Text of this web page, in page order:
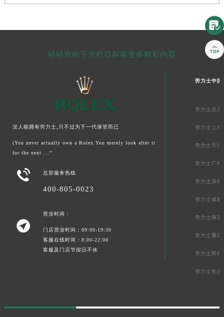
轻轻滑动下方栏目探索更多精彩内容
没人能拥有劳力士,只不过为下一代保管而已
(You never actually own a Rolex.You merely look after it
for the next ...”
 总部服务热线
400-805-0023

营业时间：
门店营业时间：09:00-19:30
客服在线时间：8:00-22:00
客服及门店节假日不休
劳力士中国
劳力士北京
劳力士上海
劳力士天津
劳力士广州
劳力士深圳
劳力士成都
劳力士南京
劳力士重庆
劳力士郑州
劳力士长沙

